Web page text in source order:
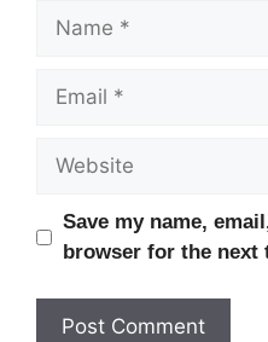
Name
Email
Website
Save my name,
browser for the next